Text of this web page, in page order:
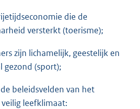
die de
versterkt (toerisme);
zijn lichamelijk, geestelijk en
gezond (sport);
beleidsvelden van het
leefklimaat: